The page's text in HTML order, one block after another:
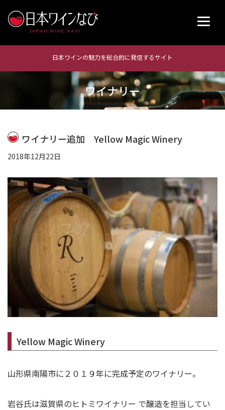
日本ワインの魅力を総合的に発信するサイト
ワイナリー
ワイナリー追加 Yellow Magic Winery
2018年12月22日
Yellow Magic Winery
山形県南陽市に２０１９年に完成予定のワイナリー。
岩谷氏は滋賀県のヒトミワイナリー で醸造を担当してい